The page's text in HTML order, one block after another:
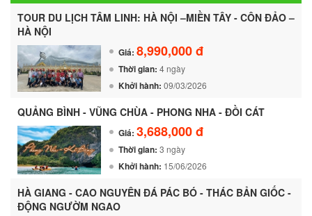
TOUR DU LỊCH TÂM LINH: HÀ NỘI –MIỀN TÂY - CÔN ĐẢO –
HÀ NỘI
Giá: 8,990,000 đ
Thời gian: 4 ngày
Khởi hành: 09/03/2026
QUẢNG BÌNH - VŨNG CHÙA - PHONG NHA - ĐỒI CÁT
Giá: 3,688,000 đ
Thời gian: 3 ngày
Khởi hành: 15/06/2026
HÀ GIANG - CAO NGUYÊN ĐÁ PÁC BÓ - THÁC BẢN GIỐC -
ĐỘNG NGƯỜM NGAO